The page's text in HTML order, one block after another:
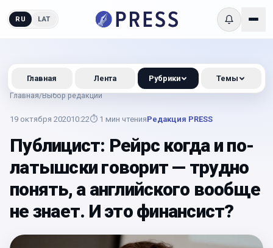
RU LAT
Главная/Выбор редакции
19 октября 202010:22⏱ 1 мин чтенияРедакция PRESS
Публицист: Рейрс когда и по-
латышски говорит — трудно
понять, а английского вообще
не знает. И это финансист?
Главная Лента Рубрики Темы